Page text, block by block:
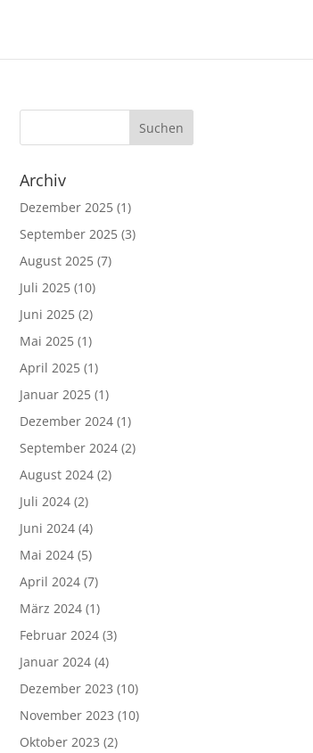
Archiv
Dezember 2025 (1)
September 2025 (3)
August 2025 (7)
Juli 2025 (10)
Juni 2025 (2)
Mai 2025 (1)
April 2025 (1)
Januar 2025 (1)
Dezember 2024 (1)
September 2024 (2)
August 2024 (2)
Juli 2024 (2)
Juni 2024 (4)
Mai 2024 (5)
April 2024 (7)
März 2024 (1)
Februar 2024 (3)
Januar 2024 (4)
Dezember 2023 (10)
November 2023 (10)
Oktober 2023 (2)